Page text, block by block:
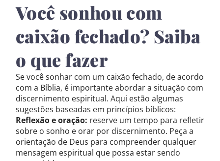
Nova Versão Internacional
2017 – Nova Almeida Atualizada
2009 – Almeida Revisada e Corrigida
1969 – Almeida Revisada e Corrigida
1993 – Almeida Revisada e Atualizada
Você sonhou com
caixão fechado? Saiba
o que fazer
Se você sonhar com um caixão fechado, de acordo
com a Bíblia, é importante abordar a situação com
discernimento espiritual. Aqui estão algumas
sugestões baseadas em princípios bíblicos:
Reflexão e oração: reserve um tempo para refletir
sobre o sonho e orar por discernimento. Peça a
orientação de Deus para compreender qualquer
mensagem espiritual que possa estar sendo